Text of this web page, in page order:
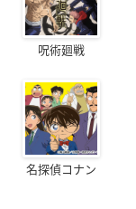
呪術廻戦
名探偵コナン